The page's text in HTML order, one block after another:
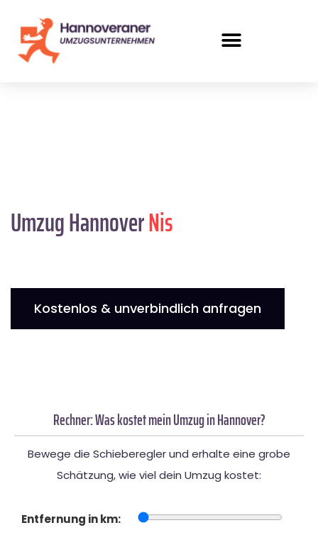
Umzug HannoverNis
Kostenlos & unverbindlich anfragen
Rechner: Was kostet mein Umzug in Hannover?
Bewege die Schieberegler und erhalte eine grobe
Schätzung, wie viel dein Umzug kostet:
Entfernung in km: